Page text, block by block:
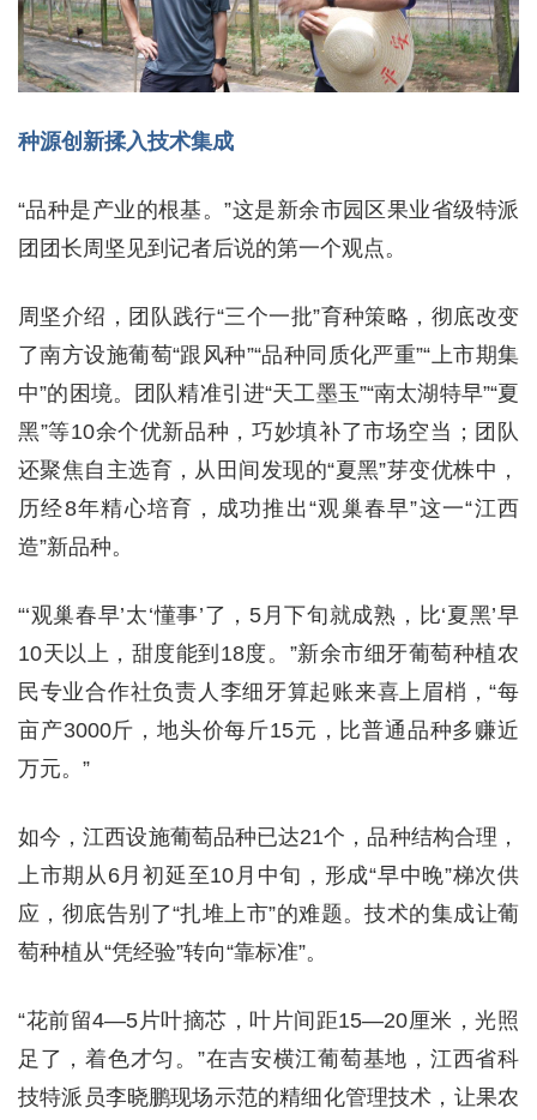
种源创新揉入技术集成
“品种是产业的根基。”这是新余市园区果业省级特派
团团长周坚见到记者后说的第一个观点。
周坚介绍，团队践行“三个一批”育种策略，彻底改变
了南方设施葡萄“跟风种”“品种同质化严重”“上市期集
中”的困境。团队精准引进“天工墨玉”“南太湖特早”“夏
黑”等10余个优新品种，巧妙填补了市场空当；团队
还聚焦自主选育，从田间发现的“夏黑”芽变优株中，
历经8年精心培育，成功推出“观巢春早”这一“江西
造”新品种。
“‘观巢春早’太‘懂事’了，5月下旬就成熟，比‘夏黑’早
10天以上，甜度能到18度。”新余市细牙葡萄种植农
民专业合作社负责人李细牙算起账来喜上眉梢，“每
亩产3000斤，地头价每斤15元，比普通品种多赚近
万元。”
如今，江西设施葡萄品种已达21个，品种结构合理，
上市期从6月初延至10月中旬，形成“早中晚”梯次供
应，彻底告别了“扎堆上市”的难题。技术的集成让葡
萄种植从“凭经验”转向“靠标准”。
“花前留4—5片叶摘芯，叶片间距15—20厘米，光照
足了，着色才匀。”在吉安横江葡萄基地，江西省科
技特派员李晓鹏现场示范的精细化管理技术，让果农